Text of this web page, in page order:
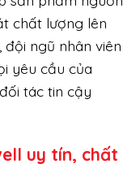
chất lượng lên
đội ngũ nhân viên
yêu cầu của
tác tin cậy
uy tín, chất